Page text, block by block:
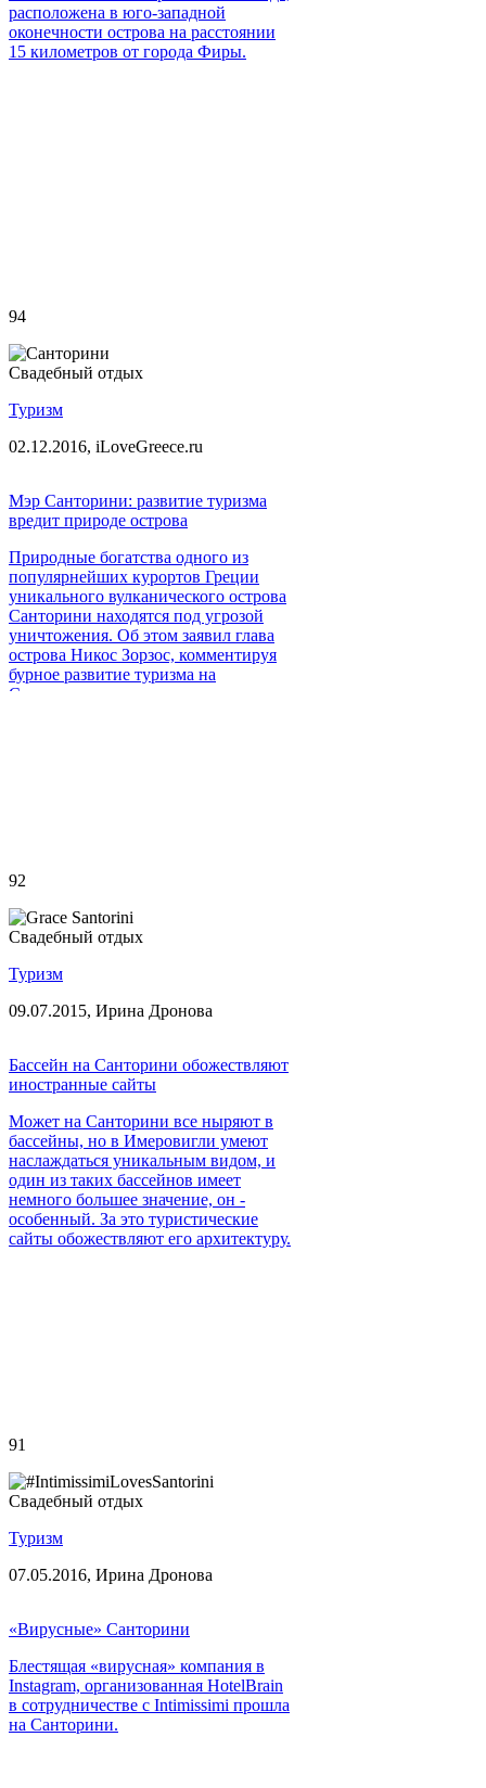
расположена в юго-западной
оконечности острова на расстоянии
15 километров от города Фиры.
94
Свадебный отдых
Туризм
02.12.2016, iLoveGreece.ru
Мэр Санторини: развитие туризма
вредит природе острова
Природные богатства одного из
популярнейших курортов Греции
уникального вулканического острова
Санторини находятся под угрозой
уничтожения. Об этом заявил глава
острова Никос Зорзос, комментируя
бурное развитие туризма на
Санторини.
92
Свадебный отдых
Туризм
09.07.2015, Ирина Дронова
Бассейн на Санторини обожествляют
иностранные сайты
Может на Санторини все ныряют в
бассейны, но в Имеровигли умеют
наслаждаться уникальным видом, и
один из таких бассейнов имеет
немного большее значение, он -
особенный. За это туристические
сайты обожествляют его архитектуру.
91
Свадебный отдых
Туризм
07.05.2016, Ирина Дронова
«Вирусные» Санторини
Блестящая «вирусная» компания в
Instagram, организованная HotelBrain
в сотрудничестве с Intimissimi прошла
на Санторини.